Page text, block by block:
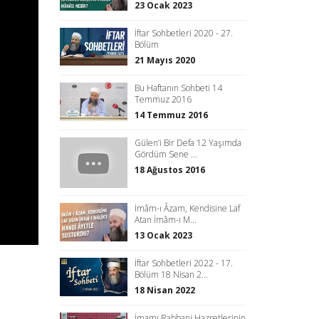
23 Ocak 2023
İftar Sohbetleri 2020 - 27.
Bölüm
21 Mayıs 2020
Bu Haftanın Sohbeti 14
Temmuz 2016
14 Temmuz 2016
Gülen’i Bir Defa 12 Yaşımda
Gördüm Sene ...
18 Ağustos 2016
İmâm-ı Âzam, Kendisine Laf
Atan İmâm-ı M...
13 Ocak 2023
İftar Sohbetleri 2022 - 17.
Bölüm 18 Nisan 2...
18 Nisan 2022